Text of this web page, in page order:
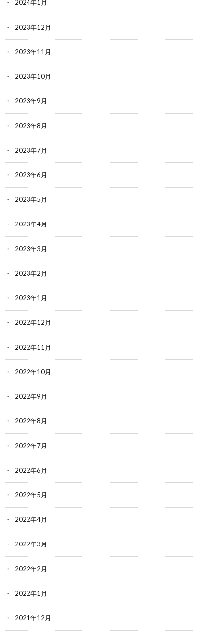
2024年1月
2023年12月
2023年11月
2023年10月
2023年9月
2023年8月
2023年7月
2023年6月
2023年5月
2023年4月
2023年3月
2023年2月
2023年1月
2022年12月
2022年11月
2022年10月
2022年9月
2022年8月
2022年7月
2022年6月
2022年5月
2022年4月
2022年3月
2022年2月
2022年1月
2021年12月